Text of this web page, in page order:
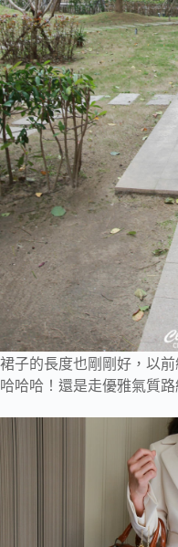
裙子的長度也剛剛好，以
哈哈哈！還是走優雅氣質路